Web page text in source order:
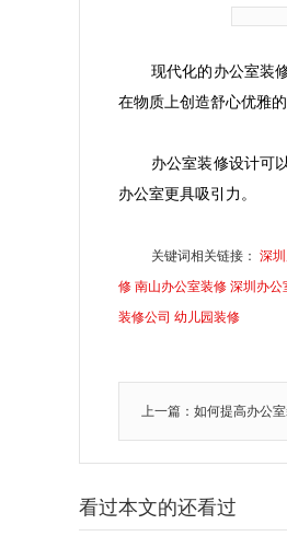
现代化的办公室装
在物质上创造舒心优雅
办公室装修设计可
办公室更具吸引力。
关键词相关链接： 深
修 南山办公室装修 深圳办公
装修公司 幼儿园装修
上一篇：如何提高办公
看过本文的还看过